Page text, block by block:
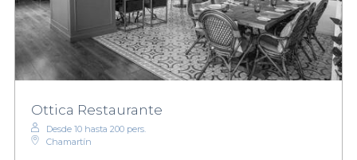
Ottica Restaurante
Desde 10 hasta 200 pers.
Chamartín